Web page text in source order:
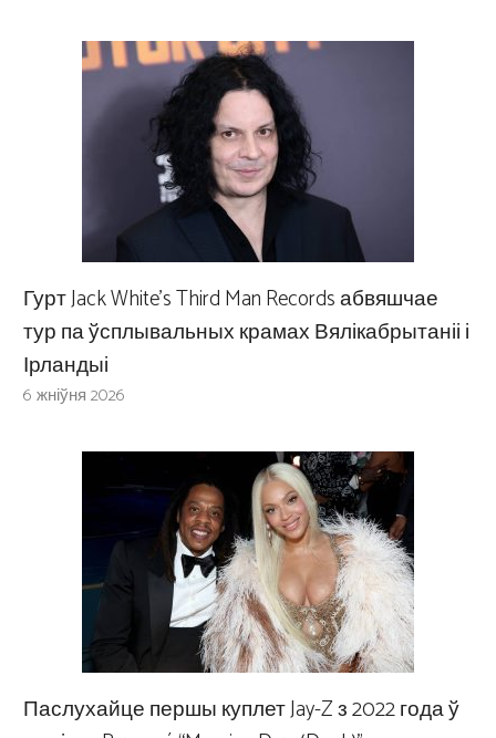
Гурт Jack White’s Third Man Records абвяшчае
тур па ўсплывальных крамах Вялікабрытаніі і
Ірландыі
6 жніўня 2026
Паслухайце першы куплет Jay-Z з 2022 года ў